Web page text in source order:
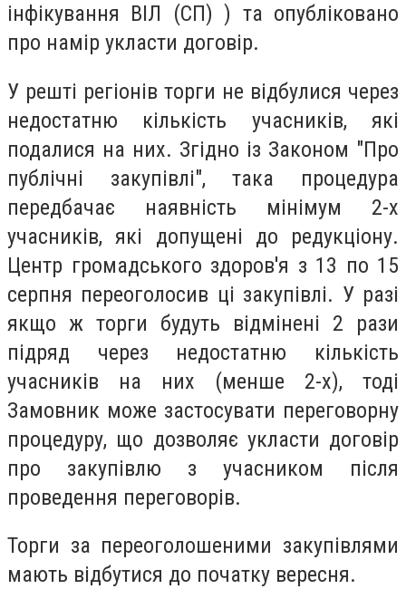
інфікування ВІЛ (СП) ) та опубліковано
про намір укласти договір.
У решті регіонів торги не відбулися через
недостатню кількість учасників, які
подалися на них. Згідно із Законом "Про
публічні закупівлі", така процедура
передбачає наявність мінімум 2-х
учасників, які допущені до редукціону.
Центр громадського здоров'я з 13 по 15
серпня переоголосив ці закупівлі. У разі
якщо ж торги будуть відмінені 2 рази
підряд через недостатню кількість
учасників на них (менше 2-х), тоді
Замовник може застосувати переговорну
процедуру, що дозволяє укласти договір
про закупівлю з учасником після
проведення переговорів.
Торги за переоголошеними закупівлями
мають відбутися до початку вересня.